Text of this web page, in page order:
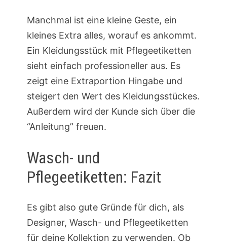
Manchmal ist eine kleine Geste, ein
kleines Extra alles, worauf es ankommt.
Ein Kleidungsstück mit Pflegeetiketten
sieht einfach professioneller aus. Es
zeigt eine Extraportion Hingabe und
steigert den Wert des Kleidungsstückes.
Außerdem wird der Kunde sich über die
“Anleitung” freuen.
Wasch- und
Pflegeetiketten: Fazit
Es gibt also gute Gründe für dich, als
Designer, Wasch- und Pflegeetiketten
für deine Kollektion zu verwenden. Ob